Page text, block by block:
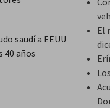
El
saudí a EEUU
40 años